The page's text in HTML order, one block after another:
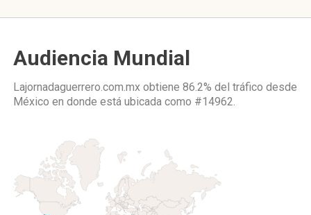
Audiencia Mundial
Lajornadaguerrero.com.mx obtiene 86.2% del tráfico desde
México en donde está ubicada como #14962.